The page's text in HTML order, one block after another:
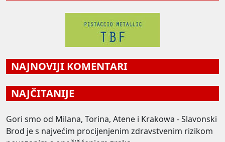
NAJNOVIJI KOMENTARI
NAJČITANIJE
Gori smo od Milana, Torina, Atene i Krakowa - Slavonski
Brod je s najvećim procijenjenim zdravstvenim rizikom